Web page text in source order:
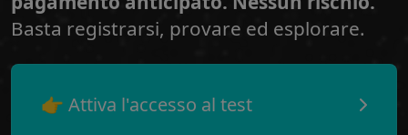
Basta registrarsi, provare ed esplorare.
👉 Attiva l'accesso al test